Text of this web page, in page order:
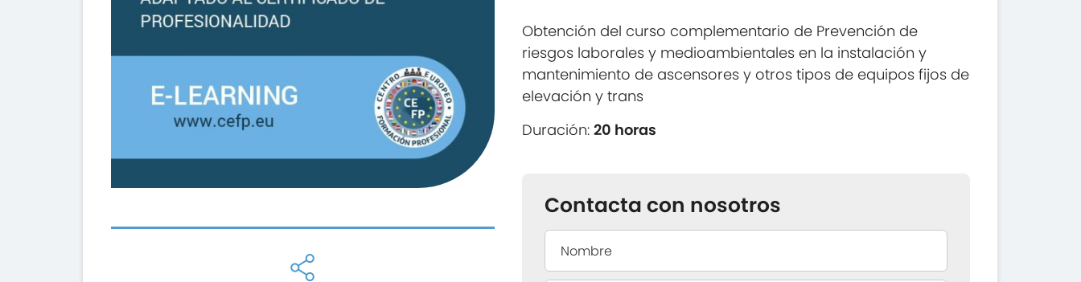
Obtención del curso complementario de Prevención de
riesgos laborales y medioambientales en la instalación y
mantenimiento de ascensores y otros tipos de equipos fijos de
elevación y trans
Duración:20 horas
Contacta con nosotros